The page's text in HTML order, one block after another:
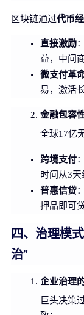
区块链通过代币
直接激励
益，中间
微支付革
易，激活
金融包容
全球17亿
跨境支付
时间从3天
普惠信贷
押品即可
四、治理模
治”
企业治理
巨头决策